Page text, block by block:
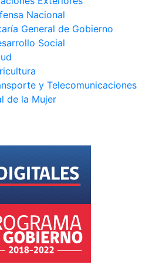
Nacional
General de Gobierno
Social
y Telecomunicaciones
de la Mujer